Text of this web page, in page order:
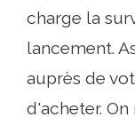
charge la
lancement.
auprès de
d'acheter.